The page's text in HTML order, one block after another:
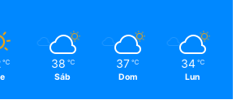
m
℃ 38 ℃
Sáb
37 ℃
Dom
34 ℃
Lun